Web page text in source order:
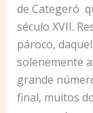
de Categeró
século XVII.
pároco,
solenemente
grande
final, muitos